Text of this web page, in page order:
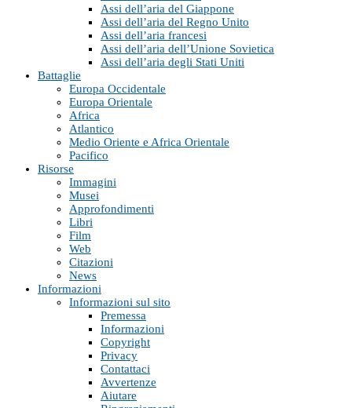
Assi dell’aria del Giappone
Assi dell’aria del Regno Unito
Assi dell’aria francesi
Assi dell’aria dell’Unione Sovietica
Assi dell’aria degli Stati Uniti
Battaglie
Europa Occidentale
Europa Orientale
Africa
Atlantico
Medio Oriente e Africa Orientale
Pacifico
Risorse
Immagini
Musei
Approfondimenti
Libri
Film
Web
Citazioni
News
Informazioni
Informazioni sul sito
Premessa
Informazioni
Copyright
Privacy
Contattaci
Avvertenze
Aiutare